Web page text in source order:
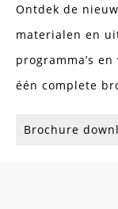
Ontdek de
materialen en
programma’s
één complete
Brochure